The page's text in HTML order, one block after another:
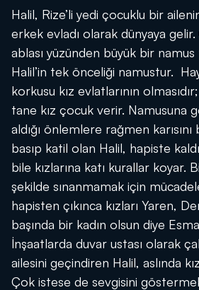
Halil, Rize’li yedi çocuklu bir
erkek evladı olarak dünyaya
ablası yüzünden büyük bir namus
Halil’in tek önceliği namustur.
korkusu kız evlatlarının
tane kız çocuk verir. Namusuna
aldığı önlemlere rağmen
basıp katil olan Halil, hapiste
bile kızlarına katı kurallar koyar.
şekilde sınanmamak için
hapisten çıkınca kızları Yaren,
başında bir kadın olsun diye
İnşaatlarda duvar ustası olarak
ailesini geçindiren Halil, aslında
Çok istese de sevgisini